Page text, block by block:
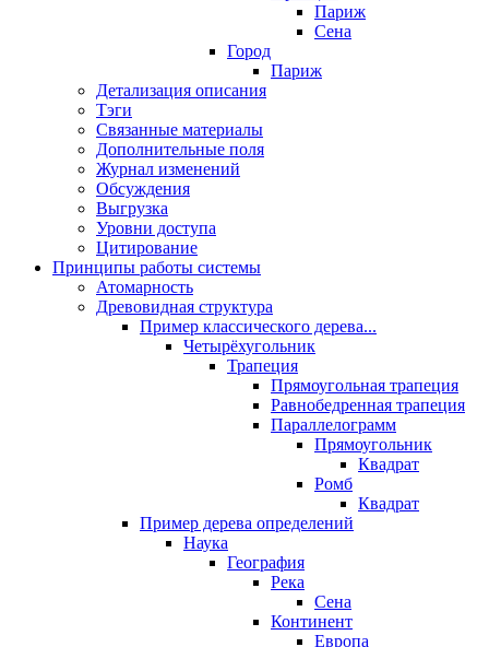
Париж
Сена
Город
Париж
Детализация описания
Тэги
Связанные материалы
Дополнительные поля
Журнал изменений
Обсуждения
Выгрузка
Уровни доступа
Цитирование
Принципы работы системы
Атомарность
Древовидная структура
Пример классического дерева...
Четырёхугольник
Трапеция
Прямоугольная трапеция
Равнобедренная трапеция
Параллелограмм
Прямоугольник
Квадрат
Ромб
Квадрат
Пример дерева определений
Наука
География
Река
Сена
Континент
Европа